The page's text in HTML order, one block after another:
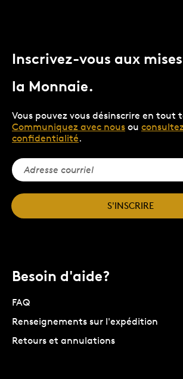
Inscrivez-vous aux
la Monnaie.
Vous pouvez vous désinscrire en tout
Communiquez avec nous ou
confidentialité.
S'INSCRIRE
Besoin d'aide?
FAQ
Renseignements sur l'expédition
Retours et annulations